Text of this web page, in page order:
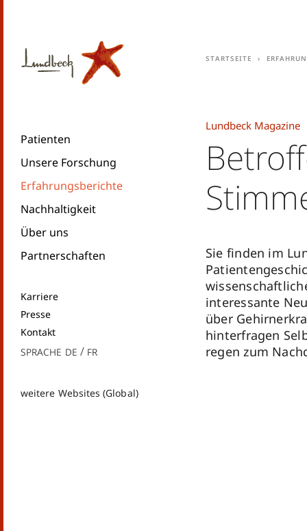
Patienten
Unsere Forschung
Erfahrungsberichte
Nachhaltigkeit
Über uns
Partnerschaften
Karriere
Presse
Kontakt
Sprache de fr
weitere Websites (Global)
Startseite
Lundbeck Magazine
Sie finden im
interessante
über
hinterfragen
regen zum